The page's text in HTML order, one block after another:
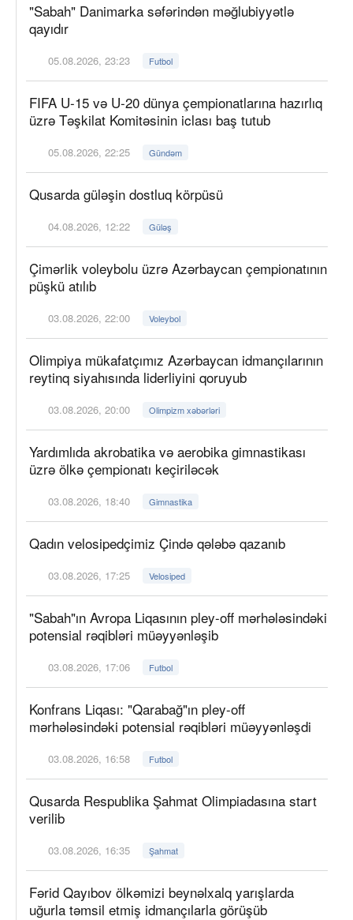
"Sabah" Danimarka səfərindən məğlubiyyətlə
qayıdır
05.08.2026, 23:23 Futbol
FIFA U-15 və U-20 dünya çempionatlarına hazırlıq
üzrə Təşkilat Komitəsinin iclası baş tutub
05.08.2026, 22:25 Gündəm
Qusarda güləşin dostluq körpüsü
04.08.2026, 12:22 Güləş
Çimərlik voleybolu üzrə Azərbaycan çempionatının
püşkü atılıb
03.08.2026, 22:00 Voleybol
Olimpiya mükafatçımız Azərbaycan idmançılarının
reytinq siyahısında liderliyini qoruyub
03.08.2026, 20:00 Olimpizm xəbərləri
Yardımlıda akrobatika və aerobika gimnastikası
üzrə ölkə çempionatı keçiriləcək
03.08.2026, 18:40 Gimnastika
Qadın velosipedçimiz Çində qələbə qazanıb
03.08.2026, 17:25 Velosiped
"Sabah"ın Avropa Liqasının pley-off mərhələsindəki
potensial rəqibləri müəyyənləşib
03.08.2026, 17:06 Futbol
Konfrans Liqası: "Qarabağ"ın pley-off
mərhələsindəki potensial rəqibləri müəyyənləşdi
03.08.2026, 16:58 Futbol
Qusarda Respublika Şahmat Olimpiadasına start
verilib
03.08.2026, 16:35 Şahmat
Fərid Qayıbov ölkəmizi beynəlxalq yarışlarda
uğurla təmsil etmiş idmançılarla görüşüb